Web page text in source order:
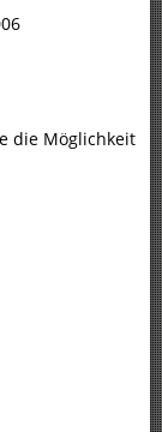
die Möglichkeit